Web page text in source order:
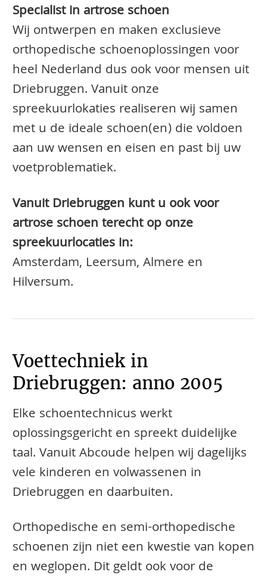
Specialist in artrose schoen
Wij ontwerpen en maken exclusieve
orthopedische schoenoplossingen voor
heel Nederland dus ook voor mensen uit
Driebruggen. Vanuit onze
spreekuurlokaties realiseren wij samen
met u de ideale schoen(en) die voldoen
aan uw wensen en eisen en past bij uw
voetproblematiek.
Vanuit Driebruggen kunt u ook voor
artrose schoen terecht op onze
spreekuurlocaties in:
Amsterdam, Leersum, Almere en
Hilversum.
Voettechniek in
Driebruggen: anno 2005
Elke schoentechnicus werkt
oplossingsgericht en spreekt duidelijke
taal. Vanuit Abcoude helpen wij dagelijks
vele kinderen en volwassenen in
Driebruggen en daarbuiten.
​​​​Orthopedische en semi-orthopedische
schoenen zijn niet een kwestie van kopen
en weglopen. Dit geldt ook voor de